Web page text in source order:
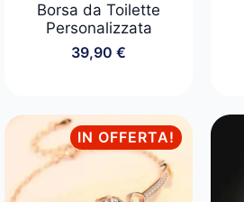
Borsa da Toilette
Personalizzata
39,90 €
IN OFFERTA!